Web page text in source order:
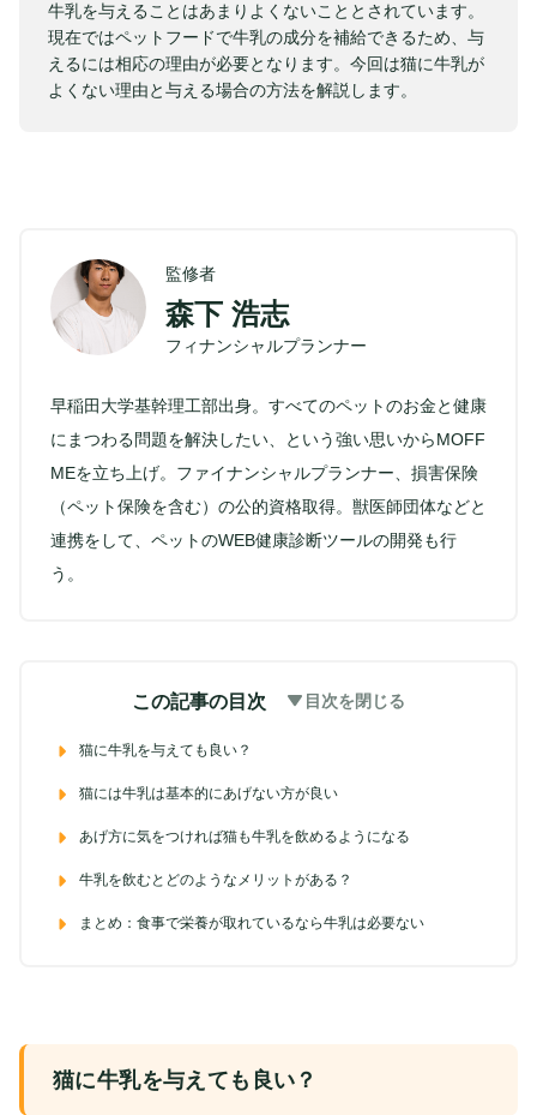
牛乳を与えることはあまりよくないこととされています。
現在ではペットフードで牛乳の成分を補給できるため、与
えるには相応の理由が必要となります。今回は猫に牛乳が
よくない理由と与える場合の方法を解説します。
監修者
森下 浩志
フィナンシャルプランナー
早稲田大学基幹理工部出身。すべてのペットのお金と健康
にまつわる問題を解決したい、という強い思いからMOFF
MEを立ち上げ。ファイナンシャルプランナー、損害保険
（ペット保険を含む）の公的資格取得。獣医師団体などと
連携をして、ペットのWEB健康診断ツールの開発も行
う。
この記事の目次 目次を閉じる
猫に牛乳を与えても良い？
猫には牛乳は基本的にあげない方が良い
あげ方に気をつければ猫も牛乳を飲めるようになる
牛乳を飲むとどのようなメリットがある？
まとめ：食事で栄養が取れているなら牛乳は必要ない
猫に牛乳を与えても良い？